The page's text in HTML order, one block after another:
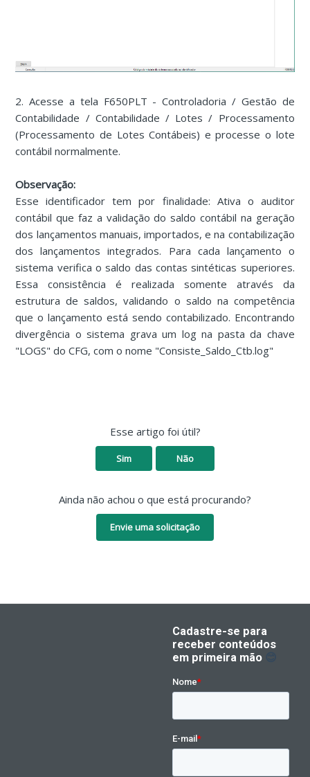
2. Acesse a tela F650PLT - Controladoria / Gestão de
Contabilidade / Contabilidade / Lotes / Processamento
(Processamento de Lotes Contábeis) e processe o lote
contábil normalmente.
Observação:
Esse identificador tem por finalidade: Ativa o auditor
contábil que faz a validação do saldo contábil na geração
dos lançamentos manuais, importados, e na contabilização
dos lançamentos integrados. Para cada lançamento o
sistema verifica o saldo das contas sintéticas superiores.
Essa consistência é realizada somente através da
estrutura de saldos, validando o saldo na competência
que o lançamento está sendo contabilizado. Encontrando
divergência o sistema grava um log na pasta da chave
"LOGS" do CFG, com o nome "Consiste_Saldo_Ctb.log"
Esse artigo foi útil?
Sim Não
Ainda não achou o que está procurando?
Envie uma solicitação